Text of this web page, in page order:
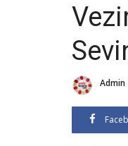
Admin